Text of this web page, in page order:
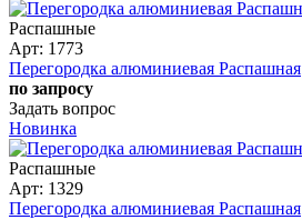
Распашные
Арт: 1773
Перегородка алюминиевая Распашная
по запросу
Задать вопрос
Новинка
Распашные
Арт: 1329
Перегородка алюминиевая Распашная